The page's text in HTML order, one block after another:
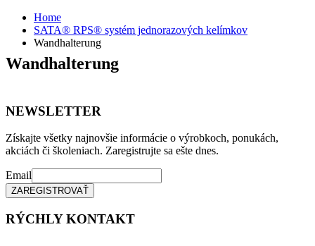
Home
SATA® RPS® systém jednorazových kelímkov
Wandhalterung
Wandhalterung
NEWSLETTER
Získajte všetky najnovšie informácie o výrobkoch, ponukách,
akciách či školeniach. Zaregistrujte sa ešte dnes.
Email
RÝCHLY KONTAKT